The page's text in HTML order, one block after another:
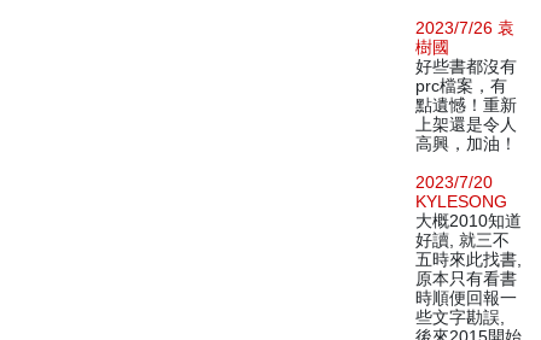
2023/7/26 袁
樹國
好些書都沒有
prc檔案，有
點遺憾！重新
上架還是令人
高興，加油！
2023/7/20
KYLESONG
大概2010知道
好讀, 就三不
五時來此找書,
原本只有看書
時順便回報一
些文字勘誤,